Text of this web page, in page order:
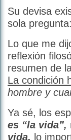
Su devisa
sola pregunta:
Lo que me
reflexión
resumen de
La condición
hombre y
Ya sé, los
es “la vida”,
vida, lo